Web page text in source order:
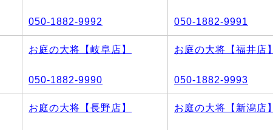
050-1882-9992 050-1882-9991
お庭の大将【岐阜店】
050-1882-9990
お庭の大将【福井店】
050-1882-9993
お庭の大将【長野店】 お庭の大将【新潟店】